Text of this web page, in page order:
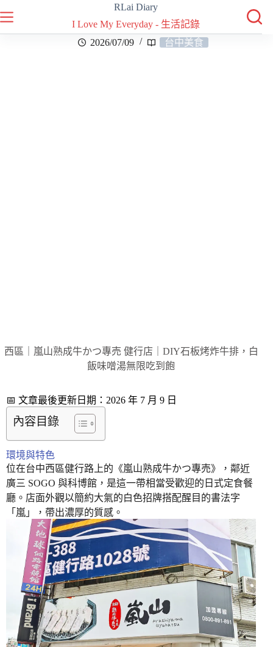
RLai Diary
I Love My Everyday - 生活記錄
2026/07/09
台中美食
西區｜嵐山熟成牛かつ專売 健行店｜DIY石板烤炸牛排，白
飯味噌湯無限吃到飽
📅 文章最後更新日期：2026 年 7 月 9 日
內容目錄
環境與特色
位在台中西區健行路上的《嵐山熟成牛かつ專売》，鄰近
廣三 SOGO 與科博館，是這一帶相當受歡迎的日式定食餐
廳。店面外觀以簡約大氣的白色招牌搭配醒目的書法字
「嵐」，帶出濃厚的質感。